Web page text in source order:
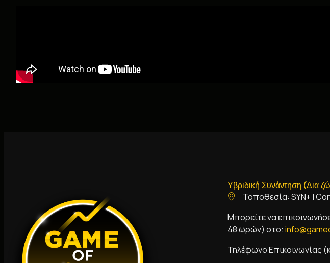
Υβριδική Συνάντηση (Δια
Τοποθεσία: SYN+ |
Μπορείτε να
48 ωρών) στο:i
Τηλέφωνο Επικοινωνίας